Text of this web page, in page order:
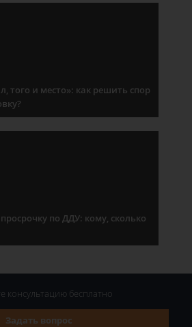
того и место»: как решить спор
по ДДУ: кому, сколько
Задать вопрос
консультацию бесплатно